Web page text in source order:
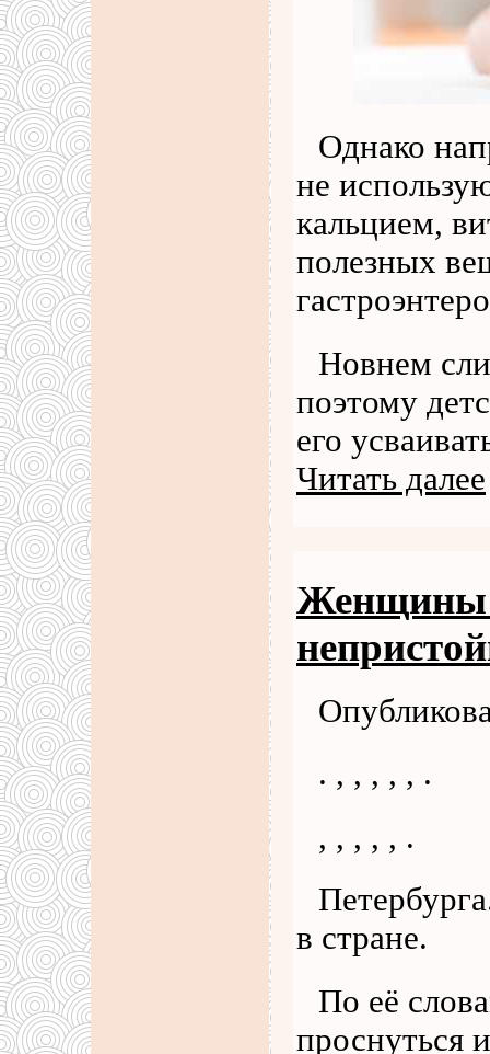
Однако
не
кальцием,
полезных
Новнем
поэтому
его
Читать далее
Женщины
. , , , , , .
, , , , , .
в стране.
По её
проснуться